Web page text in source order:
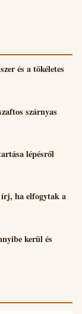
és a tökéletes
szárnyas
lépésről
ha elfogytak a
kerül és